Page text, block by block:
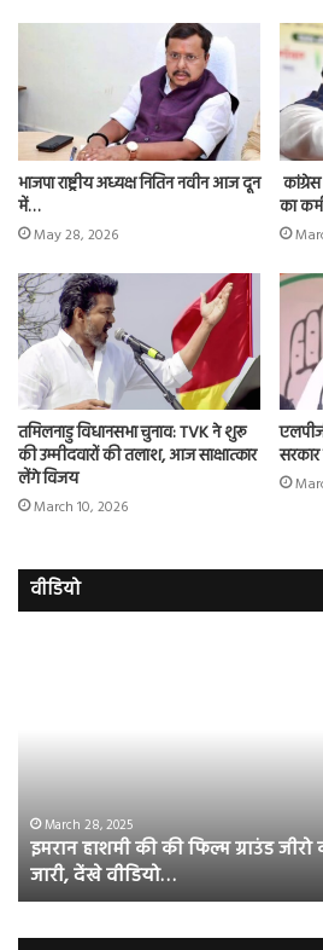
भाजपा राष्ट्रीय अध्यक्ष नितिन नवीन आज दून
में…
May 28, 2026
का
तमिलनाडु विधानसभा चुनाव: TVK ने शुरू
की उम्मीदवारों की तलाश, आज साक्षात्कार
लेंगे विजय
March 10, 2026
वीडियो
का
ऑफिशियल
टीजर
जारी,
March 28, 2025
इमरान हाशमी की की फिल्म ग्राउंड
जारी, देंखे वीडियो…